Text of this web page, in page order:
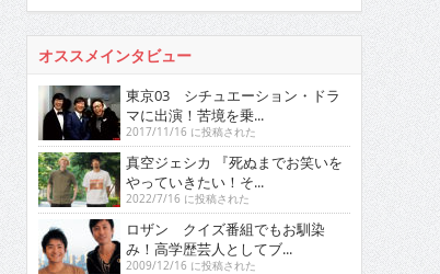
オススメインタビュー
東京03 シチュエーション・ドラ
マに出演！苦境を乗...
2017/11/16 に投稿された
真空ジェシカ 『死ぬまでお笑いを
やっていきたい！そ...
2022/7/16 に投稿された
ロザン クイズ番組でもお馴染
み！高学歴芸人としてブ...
2009/12/16 に投稿された